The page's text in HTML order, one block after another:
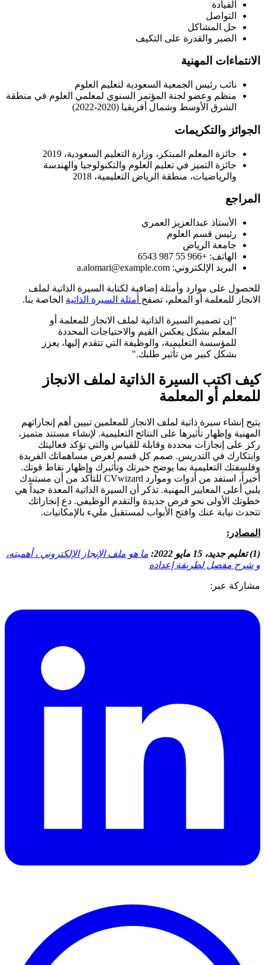
القيادة
التواصل
حل المشاكل
الصبر والقدرة على التكيف
الانتماءات المهنية
نائب رئيس الجمعية السعودية لتعليم العلوم
منظم وعضو لجنة المؤتمر السنوي لمعلمي العلوم في منطقة
الشرق الأوسط وشمال أفريقيا (2020-2022)
الجوائز والتكريمات
جائزة المعلم المبتكر، وزارة التعليم السعودية، 2019
جائزة التميز في تعليم العلوم والتكنولوجيا والهندسة
والرياضيات، منطقة الرياض التعليمية، 2018
المراجع
الأستاذ عبدالعزيز العمري
رئيس قسم العلوم
جامعة الرياض
الهاتف: +966 55 987 6543
البريد الإلكتروني: a.alomari@example.com
للحصول على موارد وأمثلة إضافية لكتابة السيرة الذاتية لملف
الانجاز للمعلمة أو المعلم، تصفح أمثلة السيرة الذاتية الخاصة بنا.
"إن تصميم السيرة الذاتية لملف الانجاز للمعلمة أو
المعلم بشكل يعكس القيم والاحتياجات المحددة
للمؤسسة التعليمية، والوظيفة التي تتقدم إليها، يعزز
بشكل كبير من تأثير طلبك."
كيف اكتب السيرة الذاتية لملف الانجاز
للمعلم أو المعلمة
يتيح إنشاء سيرة ذاتية لملف الانجاز للمعلمين تبيين أهم إنجازاتهم
المهنية وإظهار تأثيرها على النتائج التعليمية. لإنشاء مستند متميز،
ركز على إنجازات محددة وقابلة للقياس والتي تؤكد فعاليتك
وابتكارك في التدريس. صمم كل قسم لعرض مساهماتك الفريدة
وفلسفتك التعليمية بما يوضح خبرتك وتأثيرك وإظهار نقاط قوتك.
أخيراً، استفد من أدوات وموارد CVwizard للتأكد من أن مستندك
يلبي أعلى المعايير المهنية. تذكر أن السيرة الذاتية المعدة جيداً هي
خطوتك الأولى نحو فرص جديدة والتقدم الوظيفي. دع إنجازاتك
تتحدث نيابة عنك وافتح الأبواب لمستقبل مليء بالإمكانيات.
المصادر:
(1) تعليم جديد، 15 مايو 2022:
ما هو ملف الإنجاز الإلكتروني ، أهميته،
و شرح مفصل لطريقة إعداده
مشاركة عبر: